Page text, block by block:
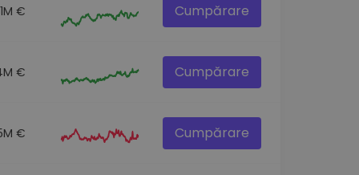
€ Cumpărare
€ Cumpărare
€ Cumpărare